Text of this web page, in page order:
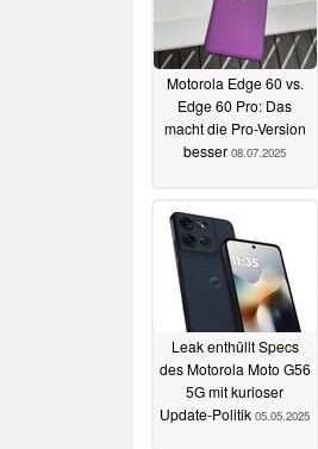
Motorola Edge 60 vs.
Edge 60 Pro: Das
macht die Pro-Version
besser 08.07.2025
Leak enthüllt Specs
des Motorola Moto G56
5G mit kurioser
Update-Politik 05.05.2025